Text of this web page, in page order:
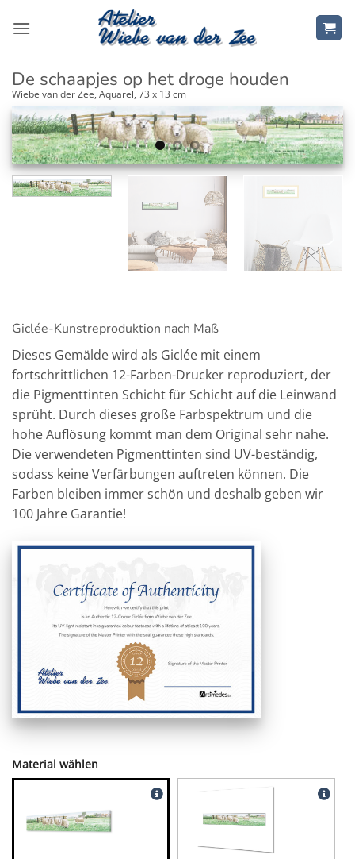
Inhalt
De schaapjes op het droge houden
Wiebe van der Zee, Aquarel, 73 x 13 cm
Giclée-Kunstreproduktion nach Maß
Dieses Gemälde wird als Giclée mit einem
fortschrittlichen 12-Farben-Drucker reproduziert, der
die Pigmenttinten Schicht für Schicht auf die Leinwand
sprüht. Durch dieses große Farbspektrum und die
hohe Auflösung kommt man dem Original sehr nahe.
Die verwendeten Pigmenttinten sind UV-beständig,
sodass keine Verfärbungen auftreten können. Die
Farben bleiben immer schön und deshalb geben wir
100 Jahre Garantie!
Material wählen